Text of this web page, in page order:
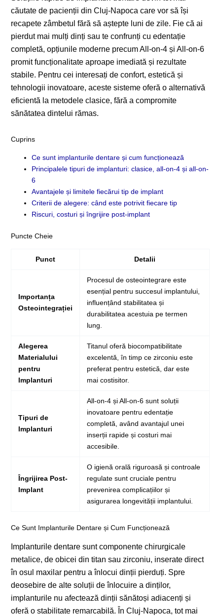
căutate de pacienții din Cluj-Napoca care vor să își
recapete zâmbetul fără să aștepte luni de zile. Fie că ai
pierdut mai mulți dinți sau te confrunți cu edentație
completă, opțiunile moderne precum All-on-4 și All-on-6
promit funcționalitate aproape imediată și rezultate
stabile. Pentru cei interesați de confort, estetică și
tehnologii inovatoare, aceste sisteme oferă o alternativă
eficientă la metodele clasice, fără a compromite
sănătatea dintelui rămas.
Cuprins
Ce sunt implanturile dentare și cum funcționează
Principalele tipuri de implanturi: clasice, all-on-4 și all-on-
6
Avantajele și limitele fiecărui tip de implant
Criterii de alegere: când este potrivit fiecare tip
Riscuri, costuri și îngrijire post-implant
Puncte Cheie
Punct Detalii
Importanța
Osteointegrației
Procesul de osteointegrare este
esențial pentru succesul implantului,
influențând stabilitatea și
durabilitatea acestuia pe termen
lung.
Alegerea
Materialului
pentru
Implanturi
Titanul oferă biocompatibilitate
excelentă, în timp ce zirconiu este
preferat pentru estetică, dar este
mai costisitor.
Tipuri de
Implanturi
All-on-4 și All-on-6 sunt soluții
inovatoare pentru edentație
completă, având avantajul unei
inserții rapide și costuri mai
accesibile.
Îngrijirea Post-
Implant
O igienă orală riguroasă și controale
regulate sunt cruciale pentru
prevenirea complicațiilor și
asigurarea longevității implantului.
Ce Sunt Implanturile Dentare și Cum Funcționează
Implanturile dentare sunt componente chirurgicale
metalice, de obicei din titan sau zirconiu, inserate direct
în osul maxilar pentru a înlocui dinții pierduți. Spre
deosebire de alte soluții de înlocuire a dinților,
implanturile nu afectează dinții sănătoși adiacenți și
oferă o stabilitate remarcabilă. În Cluj-Napoca, tot mai